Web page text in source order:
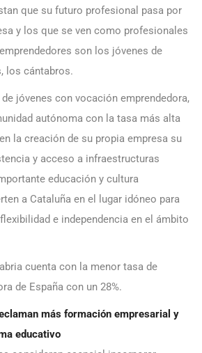
que su futuro profesional pasa por
y los que se ven como profesionales
son los jóvenes de
los cántabros.
de jóvenes con vocación emprendedora,
autónoma con la tasa más alta
la creación de su propia empresa su
y acceso a infraestructuras
educación y cultura
a Cataluña en el lugar idóneo para
e independencia en el ámbito
cuenta con la menor tasa de
de España con un 28%.
más formación empresarial y
educativo